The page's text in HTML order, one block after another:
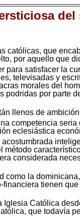
católicas, que
por aquello que
para satisfacer la
televisadas y
morales del
podridas por parte
llenos de
competencia
eclesiástica
considerada
como la
tienen
Católica
que todavía